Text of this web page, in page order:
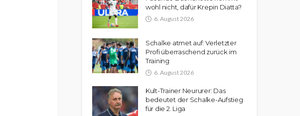
wohl nicht, dafür Krepin Diatta?
6. August 2026
Schalke atmet auf: Verletzter
Profi überraschend zurück im
Training
6. August 2026
Kult-Trainer Neururer: Das
bedeutet der Schalke-Aufstieg
für die 2. Liga